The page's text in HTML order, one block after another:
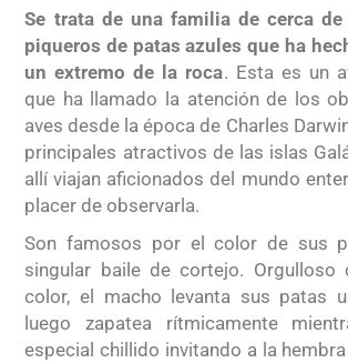
Se trata de una familia de cerca
piqueros de patas azules que ha
un extremo de la roca. Esta es un
que ha llamado la atención de los
aves desde la época de Charles
principales atractivos de las islas
allí viajan aficionados del mundo
placer de observarla.
Son famosos por el color de sus
singular baile de cortejo. Orgulloso
color, el macho levanta sus patas
luego zapatea rítmicamente
especial chillido invitando a la